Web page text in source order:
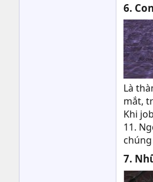
6.
Là
mắt,
Khi
11.
7.